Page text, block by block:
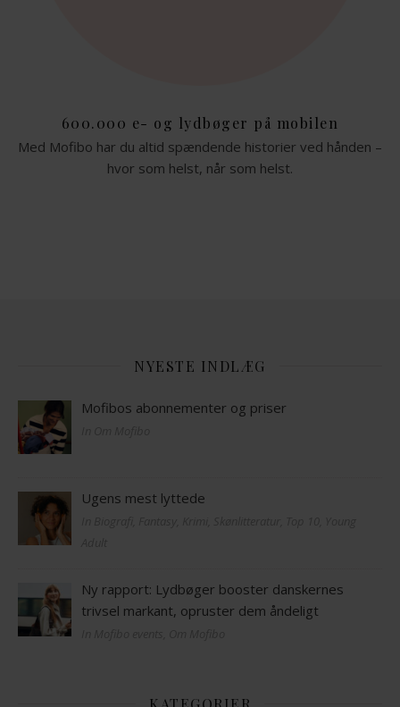
600.000 e- og lydbøger på mobilen
Med Mofibo har du altid spændende historier ved hånden –
hvor som helst, når som helst.
NYESTE INDLÆG
Mofibos abonnementer og priser
Ugens mest lyttede
Ny rapport: Lydbøger booster danskernes
trivsel markant, opruster dem åndeligt